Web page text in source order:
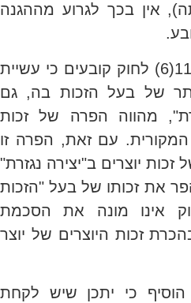
אין בכך לגרוע מההגנה
סעיף 47(6) לחוק וסעיף 11(6) לחוק קובעים כי עשיית
של בעל הזכות בה, גם
מהווה הפרה של זכות
עם זאת, הפרה זו
יוצרים ב"יצירה נגזרת"
את זכותו של בעל "הזכות
סעיף 16 לחוק אינו מונה את הסכמת
זכות היוצרים של יוצר
כי יתכן שיש לקחת